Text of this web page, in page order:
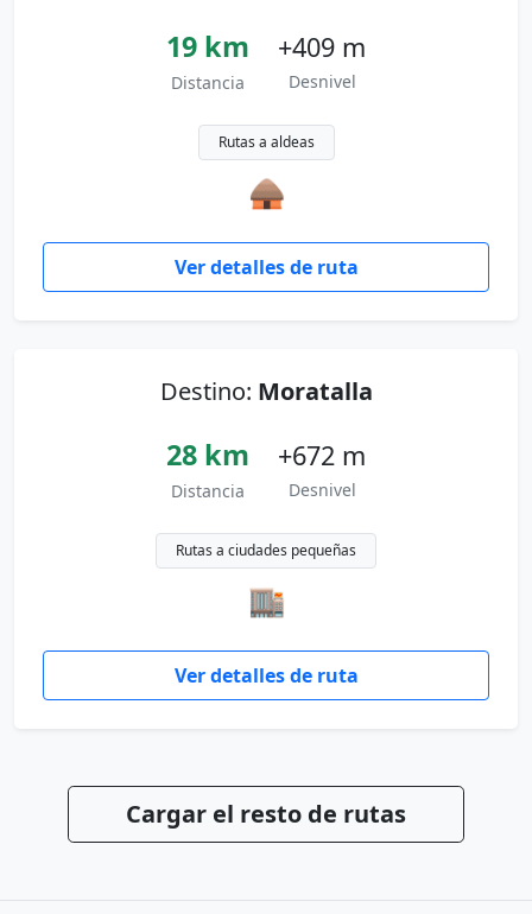
19 km
Distancia
+409 m
Desnivel
Rutas a aldeas
🛖
Ver detalles de ruta
Destino: Moratalla
28 km
Distancia
+672 m
Desnivel
Rutas a ciudades pequeñas
🏬
Ver detalles de ruta
Cargar el resto de rutas